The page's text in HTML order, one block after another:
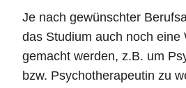
Je nach gewünschter
das Studium auch noch eine
gemacht werden, z.B. um
bzw. Psychotherapeutin zu